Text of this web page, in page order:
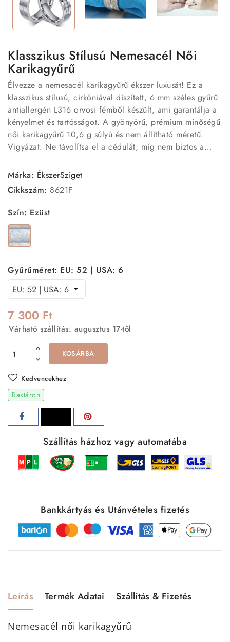
Klasszikus Stílusú Nemesacél Női
Karikagyűrű
Élvezze a nemesacél karikagyűrű ékszer luxusát! Ez a
klasszikus stílusú, cirkóniával díszített, 6 mm széles gyűrű
antiallergén L316 orvosi fémből készült, ami garantálja a
kényelmet és tartósságot. A gyönyörű, prémium minőségű
női karikagyűrű 10,6 g súlyú és nem állítható méretű.
Vigyázat: Ne távolítsa el a cédulát, míg nem biztos a
méretben!
Márka: ÉkszerSziget
Cikkszám: 8621F
Szín: Ezüst
Ezüst
Gyűrűméret: EU: 52 | USA: 6
7 300 Ft
Várható szállítás: augusztus 17-től
KOSÁRBA
Kedvencekhez
Raktáron
Szállítás házhoz vagy automatába
Bankkártyás és Utánvételes fizetés
Leírás Termék Adatai Szállítás & Fizetés
Nemesacél női karikagyűrű